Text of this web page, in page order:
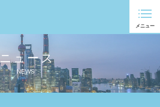
ニュース
NEWS